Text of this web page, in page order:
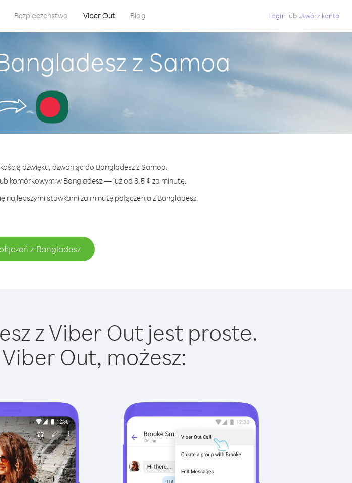
Bezpieczeństwo Viber Out Blog Login lub Utwórz konto
z Samoa
dźwięku, dzwoniąc do Bangladesz z Samoa.
komórkowym w Bangladesz — już od 3.5 ¢ za minutę.
stawkami za minutę połączenia z Bangladesz.
z Bangladesz
z Viber Out jest proste.
Out, możesz: